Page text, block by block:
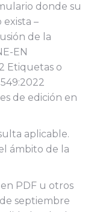
donde su
–
de la
EN
Etiquetas o
de edición en
aplicable.
ámbito de la
PDF u otros
septiembre